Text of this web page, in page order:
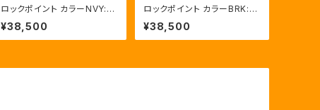
ロックポイント カラーNVY:R
ED/HWT
¥38,500
ロックポイント カラーBRK:R
ED/HWT
¥38,500